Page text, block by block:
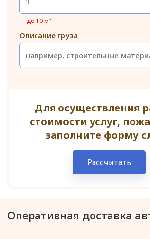
до 10 м3
Описание груза
Для осуществления
стоимости услуг,
заполните форму
Рассчитать
Оперативная доставка